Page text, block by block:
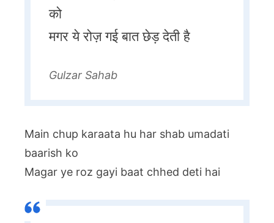
को
मगर ये रोज़ गई बात छेड़ देती है
Gulzar Sahab
Main chup karaata hu har shab umadati
baarish ko
Magar ye roz gayi baat chhed deti hai